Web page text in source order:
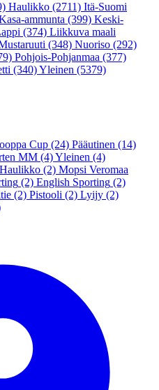
Haulikko (2711) Itä-Suomi
ammunta (399) Keski-
(374) Liikkuva maali
(348) Nuoriso (292)
Pohjois-Pohjanmaa (377)
(340)Yleinen (5379)
Cup (24) Pääutinen (14)
MM (4)Yleinen (4)
Haulikko (2) Mopsi Veromaa
(2) English Sporting (2)
(2) Pistooli (2) Lyijy (2)